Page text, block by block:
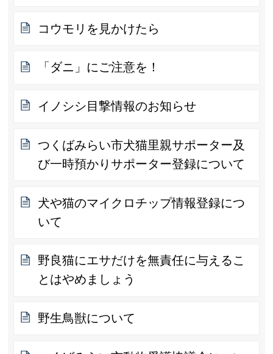
コウモリを見かけたら
「ダニ」にご注意を！
イノシシ目撃情報のお知らせ
つくばみらい市犬猫里親サポーター及
び一時預かりサポーター登録について
犬や猫のマイクロチップ情報登録につ
いて
野良猫にエサだけを無責任に与えるこ
とはやめましょう
野生鳥獣について